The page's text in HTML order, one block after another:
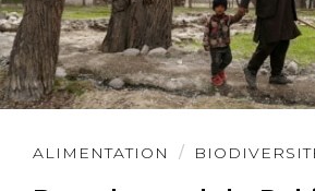
ALIMENTATION
Lire